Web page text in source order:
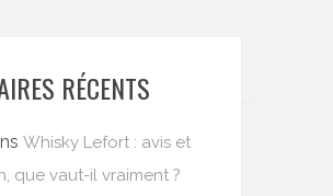
RÉCENTS
Whisky Lefort : avis et
que vaut-il vraiment ?